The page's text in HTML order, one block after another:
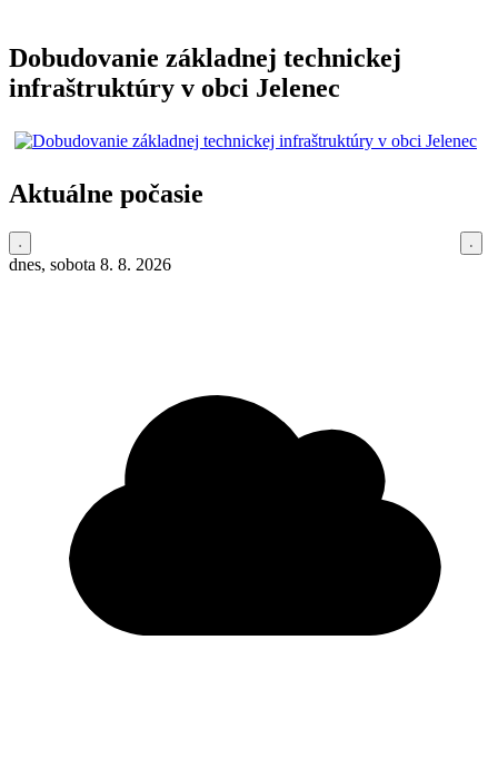
Dobudovanie základnej technickej
infraštruktúry v obci Jelenec
Aktuálne počasie
dnes, sobota 8. 8. 2026